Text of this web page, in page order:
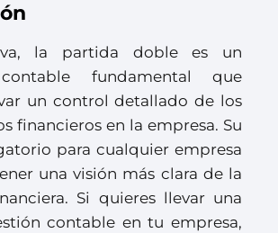
la partida doble es un
fundamental que
un control detallado de los
financieros en la empresa. Su
para cualquier empresa
una visión más clara de la
Si quieres llevar una
contable en tu empresa,